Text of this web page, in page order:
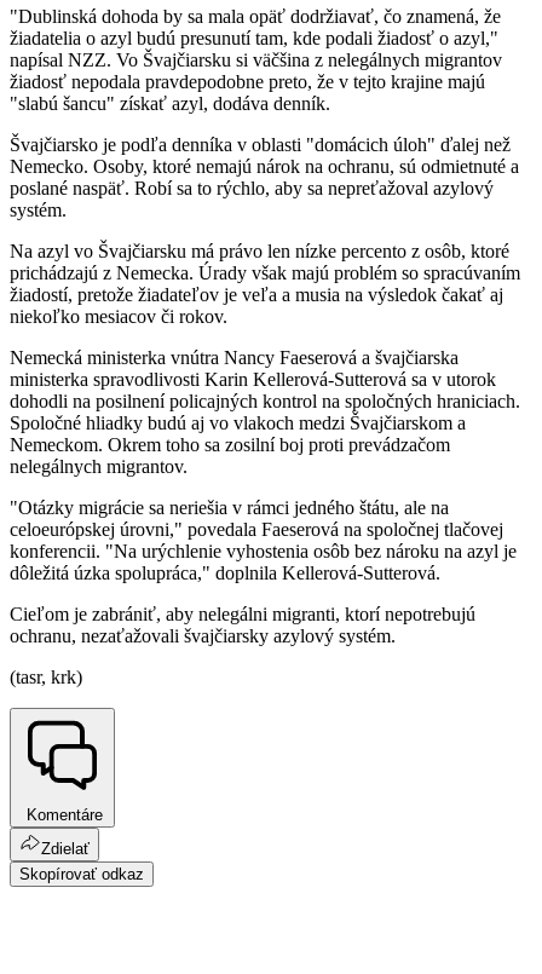
"Dublinská dohoda by sa mala opäť dodržiavať, čo znamená, že
žiadatelia o azyl budú presunutí tam, kde podali žiadosť o azyl,"
napísal NZZ. Vo Švajčiarsku si väčšina z nelegálnych migrantov
žiadosť nepodala pravdepodobne preto, že v tejto krajine majú
"slabú šancu" získať azyl, dodáva denník.
Švajčiarsko je podľa denníka v oblasti "domácich úloh" ďalej než
Nemecko. Osoby, ktoré nemajú nárok na ochranu, sú odmietnuté a
poslané naspäť. Robí sa to rýchlo, aby sa nepreťažoval azylový
systém.
Na azyl vo Švajčiarsku má právo len nízke percento z osôb, ktoré
prichádzajú z Nemecka. Úrady však majú problém so spracúvaním
žiadostí, pretože žiadateľov je veľa a musia na výsledok čakať aj
niekoľko mesiacov či rokov.
Nemecká ministerka vnútra Nancy Faeserová a švajčiarska
ministerka spravodlivosti Karin Kellerová-Sutterová sa v utorok
dohodli na posilnení policajných kontrol na spoločných hraniciach.
Spoločné hliadky budú aj vo vlakoch medzi Švajčiarskom a
Nemeckom. Okrem toho sa zosilní boj proti prevádzačom
nelegálnych migrantov.
"Otázky migrácie sa neriešia v rámci jedného štátu, ale na
celoeurópskej úrovni," povedala Faeserová na spoločnej tlačovej
konferencii. "Na urýchlenie vyhostenia osôb bez nároku na azyl je
dôležitá úzka spolupráca," doplnila Kellerová-Sutterová.
Cieľom je zabrániť, aby nelegálni migranti, ktorí nepotrebujú
ochranu, nezaťažovali švajčiarsky azylový systém.
(tasr, krk)
Komentáre
Zdielať
Skopírovať odkaz